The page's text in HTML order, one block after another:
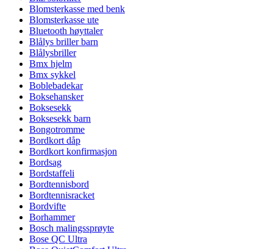
Blomsterkasse med benk
Blomsterkasse ute
Bluetooth høyttaler
Blålys briller barn
Blålysbriller
Bmx hjelm
Bmx sykkel
Boblebadekar
Boksehansker
Boksesekk
Boksesekk barn
Bongotromme
Bordkort dåp
Bordkort konfirmasjon
Bordsag
Bordstaffeli
Bordtennisbord
Bordtennisracket
Bordvifte
Borhammer
Bosch malingssprøyte
Bose QC Ultra